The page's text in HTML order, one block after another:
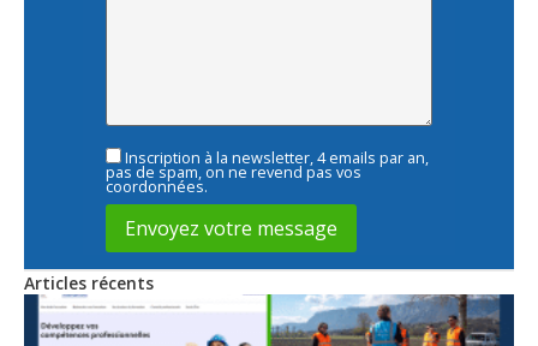
Inscription à la newsletter, 4 emails par an,
pas de spam, on ne revend pas vos
coordonnées.
Articles récents